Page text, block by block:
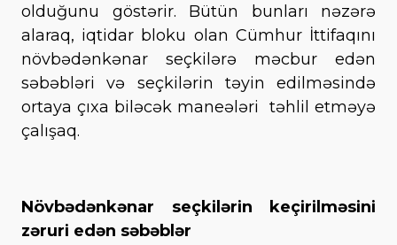
olduğunu göstərir. Bütün bunları nəzərə
alaraq, iqtidar bloku olan Cümhur İttifaqını
növbədənkənar seçkilərə məcbur edən
səbəbləri və seçkilərin təyin edilməsində
ortaya çıxa biləcək maneələri təhlil etməyə
çalışaq.
Növbədənkənar seçkilərin keçirilməsini
zəruri edən səbəblər